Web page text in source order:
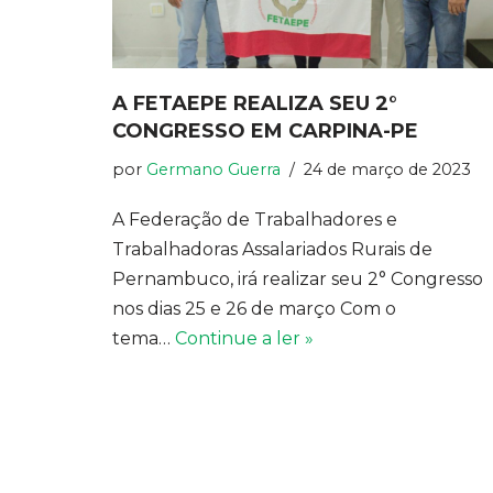
A FETAEPE REALIZA SEU 2°
CONGRESSO EM CARPINA-PE
por Germano Guerra 24 de março de 2023
A Federação de Trabalhadores e
Trabalhadoras Assalariados Rurais de
Pernambuco, irá realizar seu 2° Congresso
nos dias 25 e 26 de março Com o
tema… Continue a ler »